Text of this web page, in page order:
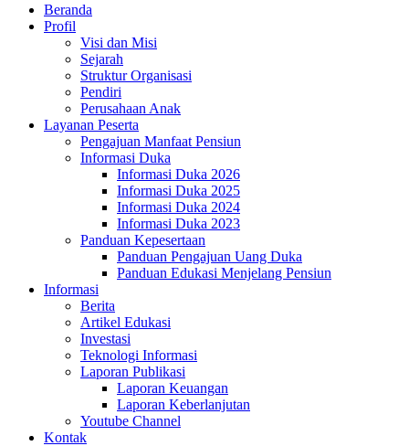
Beranda
Profil
Visi dan Misi
Sejarah
Struktur Organisasi
Pendiri
Perusahaan Anak
Layanan Peserta
Pengajuan Manfaat Pensiun
Informasi Duka
Informasi Duka 2026
Informasi Duka 2025
Informasi Duka 2024
Informasi Duka 2023
Panduan Kepesertaan
Panduan Pengajuan Uang Duka
Panduan Edukasi Menjelang Pensiun
Informasi
Berita
Artikel Edukasi
Investasi
Teknologi Informasi
Laporan Publikasi
Laporan Keuangan
Laporan Keberlanjutan
Youtube Channel
Kontak